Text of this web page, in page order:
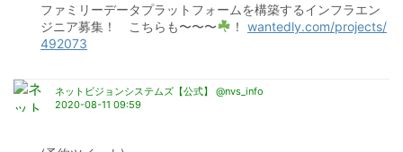
ファミリーデータプラットフォームを構築するインフラエン
ジニア募集！　こちらも〜〜〜
！ wantedly.com/projects/
492073
ネットビジョンシステムズ【公式】 @nvs_info
2020-08-11 09:59